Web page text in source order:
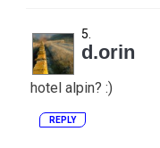
d.orin
hotel alpin? :)
REPLY